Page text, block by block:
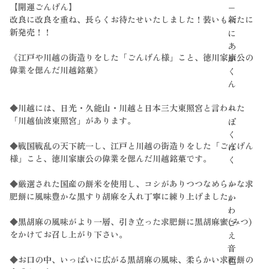
−
べ
に
あ
か
く
ん
−
ぽ
く
ぽ
く
−
か
わ
ご
え
音
色
【開運ごんげん】
改良に改良を重ね、長らくお待たせいたしました！装いも新たに
新発売！！
《江戸や川越の街造りをした「ごんげん様」こと、徳川家康公の
偉業を偲んだ川越銘菓》
◆川越には、日光・久能山・川越と日本三大東照宮と言われた
「川越仙波東照宮」があります。
◆戦国戦乱の天下統一し、江戸と川越の街造りをした「ごんげん
様」こと、徳川家康公の偉業を偲んだ川越銘菓です。
◆厳選された国産の餅米を使用し、コシがありつつなめらかな求
肥餅に風味豊かな黒すり胡麻を入れ丁寧に練り上げました。
◆黒胡麻の風味がより一層、引き立った求肥餅に黒胡麻蜜(みつ)
をかけてお召し上がり下さい。
◆お口の中、いっぱいに広がる黒胡麻の風味、柔らかい求肥餅の